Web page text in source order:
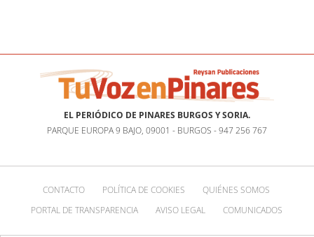
EL PERIÓDICO DE PINARES BURGOS Y SORIA.
PARQUE EUROPA 9 BAJO, 09001 - BURGOS - 947 256 767
CONTACTO POLÍTICA DE COOKIES
QUIÉNES SOMOS
PORTAL DE TRANSPARENCIA
AVISO LEGAL COMUNICADOS